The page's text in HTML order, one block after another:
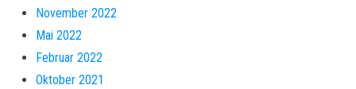
November 2022
Mai 2022
Februar 2022
Oktober 2021